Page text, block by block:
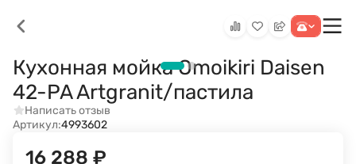
Кухонная мойка Omoikiri Daisen
42-PA Artgranit/пастила
Написать отзыв
Артикул:4993602
16 288 ₽